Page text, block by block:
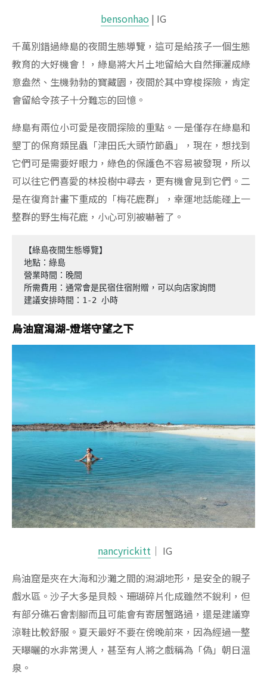
bensonhao | IG
千萬別錯過綠島的夜間生態導覽，這可是給孩子一個生態
教育的大好機會！，綠島將大片土地留給大自然揮灑成綠
意盎然、生機勃勃的寶藏園，夜間於其中穿梭探險，肯定
會留給令孩子十分難忘的回憶。
綠島有兩位小可愛是夜間探險的重點。一是僅存在綠島和
墾丁的保育類昆蟲「津田氏大頭竹節蟲」，現在，想找到
它們可是需要好眼力，綠色的保護色不容易被發現，所以
可以往它們喜愛的林投樹中尋去，更有機會見到它們。二
是在復育計畫下重成的「梅花鹿群」，幸運地話能碰上一
整群的野生梅花鹿，小心可別被嚇著了。
【綠島夜間生態導覽】
地點：綠島
營業時間：晚間
所需費用：通常會是民宿住宿附贈，可以向店家詢問
建議安排時間：1-2 小時
烏油窟潟湖-燈塔守望之下
nancyrickitt｜ IG
烏油窟是夾在大海和沙灘之間的潟湖地形，是安全的親子
戲水區。沙子大多是貝殼、珊瑚碎片化成雖然不銳利，但
有部分礁石會割腳而且可能會有寄居蟹路過，還是建議穿
涼鞋比較舒服。夏天最好不要在傍晚前來，因為經過一整
天曝曬的水非常燙人，甚至有人將之戲稱為「偽」朝日溫
泉。